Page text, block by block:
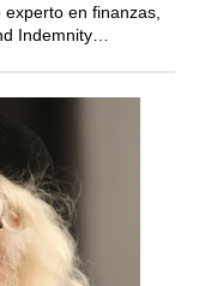
en finanzas,
Indemnity…